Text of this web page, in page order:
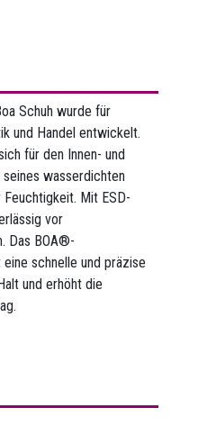
Schuh wurde für
und Handel entwickelt.
für den Innen- und
wasserdichten
Mit ESD-
vor
Das BOA®-
schnelle und präzise
und erhöht die